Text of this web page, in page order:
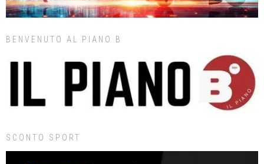
BENVENUTO AL PIANO B
SCONTO SPORT